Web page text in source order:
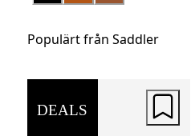
Populärt från Saddler
DEALS